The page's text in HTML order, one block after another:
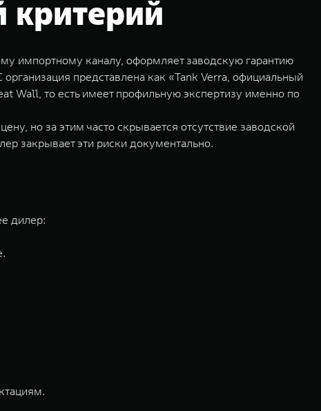
критерий
импортному каналу, оформляет заводскую гарантию
представлена как «Tank Verra, официальный
Wall, то есть имеет профильную экспертизу именно по
но за этим часто скрывается отсутствие заводской
закрывает эти риски документально.
дилер: